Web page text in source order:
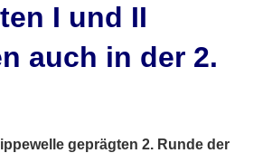
I und II
auch in der 2.
geprägten 2. Runde der